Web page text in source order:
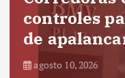
controles
de
agosto 10, 2026